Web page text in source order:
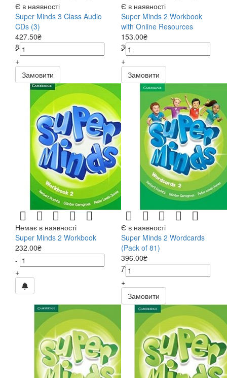
Є в наявності
Super Minds 3 Class Audio
CDs (3)
427.50₴
855.00₴
-
+
Замовити
Є в наявності
Super Minds 2 Workbook
with Online Resources
153.00₴
306.00₴
-
+
Замовити
Немає в наявності
Super Minds 2 Workbook
232.00₴
-
+
Є в наявності
Super Minds 2 Wordcards
(Pack of 81)
396.00₴
792.00₴
-
+
Замовити